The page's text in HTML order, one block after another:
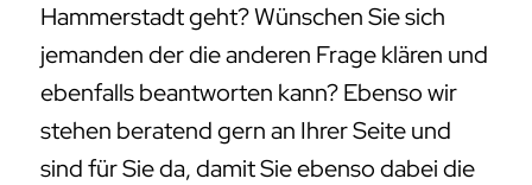
Hammerstadt geht? Wünschen Sie sich
jemanden der die anderen Frage klären und
ebenfalls beantworten kann? Ebenso wir
stehen beratend gern an Ihrer Seite und
sind für Sie da, damit Sie ebenso dabei die